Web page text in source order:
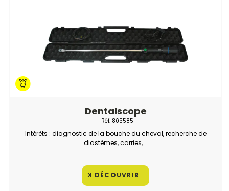
Dentalscope
| Réf. 805585
Intérêts : diagnostic de la bouche du cheval, recherche de
diastèmes, carries,...
DÉCOUVRIR